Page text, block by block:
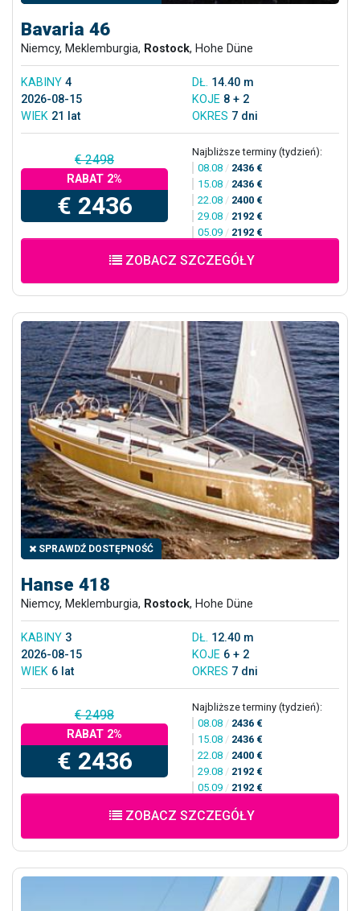
Bavaria 46
Niemcy, Meklemburgia, Rostock, Hohe Düne
KABINY 4 DŁ. 14.40 m
2026-08-15
KOJE 8 + 2
WIEK 21 lat OKRES 7 dni
€ 2498
RABAT 2%
€ 2436
Najbliższe terminy (tydzień):
08.08 / 2436 €
15.08 / 2436 €
22.08 / 2400 €
29.08 / 2192 €
05.09 / 2192 €
ZOBACZ SZCZEGÓŁY
SPRAWDŹ DOSTĘPNOŚĆ
Hanse 418
Niemcy, Meklemburgia, Rostock, Hohe Düne
KABINY 3 DŁ. 12.40 m
2026-08-15
KOJE 6 + 2
WIEK 6 lat OKRES 7 dni
€ 2498
RABAT 2%
€ 2436
Najbliższe terminy (tydzień):
08.08 / 2436 €
15.08 / 2436 €
22.08 / 2400 €
29.08 / 2192 €
05.09 / 2192 €
ZOBACZ SZCZEGÓŁY